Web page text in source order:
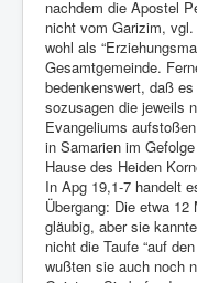
nachdem die Apostel
nicht vom Garizim,
wohl als
Gesamtgemeinde.
bedenkenswert, daß
sozusagen die jeweils
Evangeliums
in Samarien im
Hause des Heiden
In Apg 19,1-7 handelt
Übergang: Die etwa 12
gläubig, aber sie
nicht die Taufe “auf
wußten sie auch noch